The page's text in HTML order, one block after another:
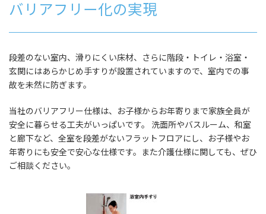
バリアフリー化の実現
段差のない室内、滑りにくい床材、さらに階段・トイレ・浴室・
玄関にはあらかじめ手すりが設置されていますので、室内での事
故を未然に防ぎます。
当社のバリアフリー仕様は、お子様からお年寄りまで家族全員が
安全に暮らせる工夫がいっぱいです。 洗面所やバスルーム、和室
と廊下など、全室を段差がないフラットフロアにし、お子様やお
年寄りにも安全で安心な仕様です。また介護仕様に関しても、ぜひ
ご相談ください。